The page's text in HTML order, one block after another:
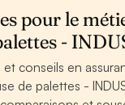
pour le
-
conseils en
de palettes -